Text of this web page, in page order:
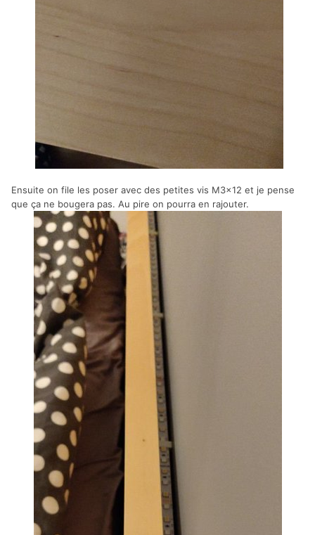
Ensuite on file les poser avec des petites vis M3x12 et je pense
que ça ne bougera pas. Au pire on pourra en rajouter.